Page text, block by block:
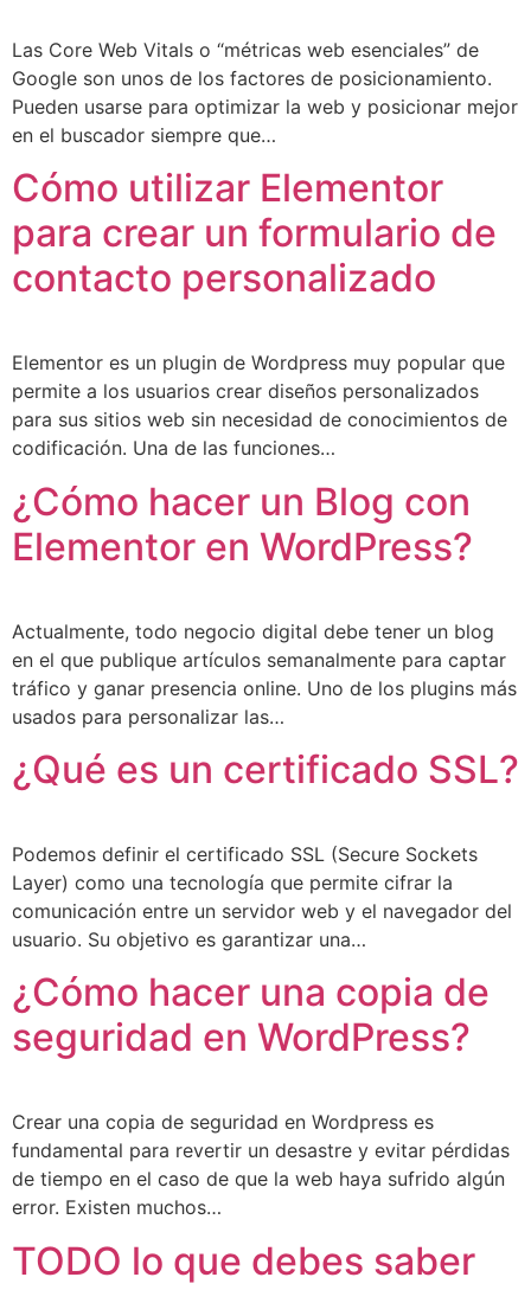
Las Core Web Vitals o “métricas web esenciales” de
Google son unos de los factores de posicionamiento.
Pueden usarse para optimizar la web y posicionar mejor
en el buscador siempre que…
Cómo utilizar Elementor
para crear un formulario de
contacto personalizado
Elementor es un plugin de Wordpress muy popular que
permite a los usuarios crear diseños personalizados
para sus sitios web sin necesidad de conocimientos de
codificación. Una de las funciones…
¿Cómo hacer un Blog con
Elementor en WordPress?
Actualmente, todo negocio digital debe tener un blog
en el que publique artículos semanalmente para captar
tráfico y ganar presencia online. Uno de los plugins más
usados para personalizar las…
¿Qué es un certificado SSL?
Podemos definir el certificado SSL (Secure Sockets
Layer) como una tecnología que permite cifrar la
comunicación entre un servidor web y el navegador del
usuario. Su objetivo es garantizar una…
¿Cómo hacer una copia de
seguridad en WordPress?
Crear una copia de seguridad en Wordpress es
fundamental para revertir un desastre y evitar pérdidas
de tiempo en el caso de que la web haya sufrido algún
error. Existen muchos…
TODO lo que debes saber